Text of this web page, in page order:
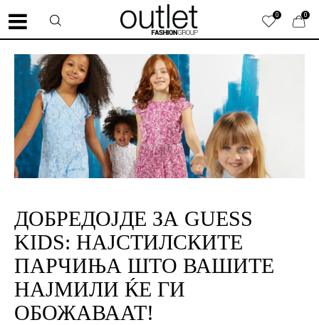
0
0
ДОБРЕДОЈДЕ ЗА GUESS
KIDS: НАЈСТИЛСКИТЕ
ПАРЧИЊА ШТО ВАШИТЕ
НАЈМИЛИ ЌЕ ГИ
ОБОЖАВААТ!